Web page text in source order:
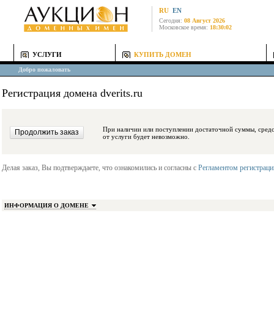
RU EN
Сегодня: 08 Август 2026
Московское время: 18:30:02
УСЛУГИ КУПИТЬ ДОМЕН
Добро пожаловать
Регистрация домена dverits.ru
При наличии или поступлении достаточной суммы, средства будут
от услуги будет невозможно.
Делая заказ, Вы подтверждаете, что ознакомились и согласны с Регламентом
ИНФОРМАЦИЯ О ДОМЕНЕ